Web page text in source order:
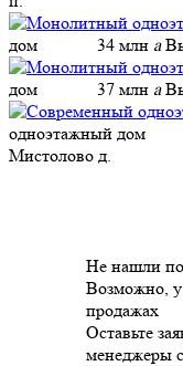
дом
34 млн a
дом
37 млн a
одноэтажный дом
Мистолово д.
Не нашли
Возможно, у
продажах
Оставьте
менеджеры